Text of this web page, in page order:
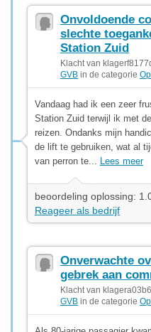
Onvoldoende
slechte
Station Zuid
Klacht van
GVB in de categorie
Vandaag had ik een zeer
Station Zuid terwijl ik met
reizen. Ondanks mijn
de lift te gebruiken, wat al
van perron te... Lees meer
beoordeling oplossing:
Reageer als bedrijf
Onverwachte
gebrek aan
Klacht van
GVB in de categorie